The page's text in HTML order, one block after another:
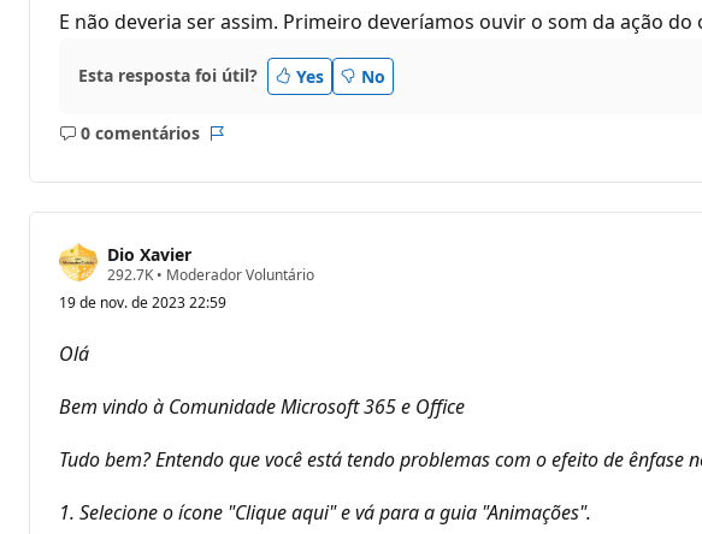
E não deveria ser assim. Primeiro deveríamos ouvir o som da ação
Esta resposta foi útil? Yes No
0 comentários
Sem
Dio Xavier
292.7K P
n
e
r
p
u
a
ç
• Moderador Voluntário
19 de nov. de 2023 22:59
Olá
Bem vindo à Comunidade Microsoft 365 e Office
Tudo bem? Entendo que você está tendo problemas com o efeito de
1. Selecione o ícone "Clique aqui" e vá para a guia "Animações".